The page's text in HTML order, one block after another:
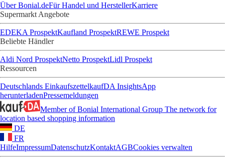
Über Bonial.deFür Handel und HerstellerKarriere
Supermarkt Angebote
EDEKA ProspektKaufland ProspektREWE Prospekt
Beliebte Händler
Aldi Nord ProspektNetto ProspektLidl Prospekt
Ressourcen
Deutschlands EinkaufszettelkaufDA InsightsApp
herunterladenPressemeldungen
Member of Bonial International Group The network for
location based shopping information
DE
FR
HilfeImpressumDatenschutzKontaktAGBCookies verwalten